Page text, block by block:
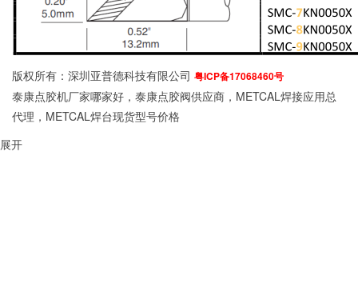
版权所有：深圳亚普德科技有限公司 粤ICP备17068460号
泰康点胶机厂家哪家好，泰康点胶阀供应商，METCAL焊接应用总
代理，METCAL焊台现货型号价格
展开